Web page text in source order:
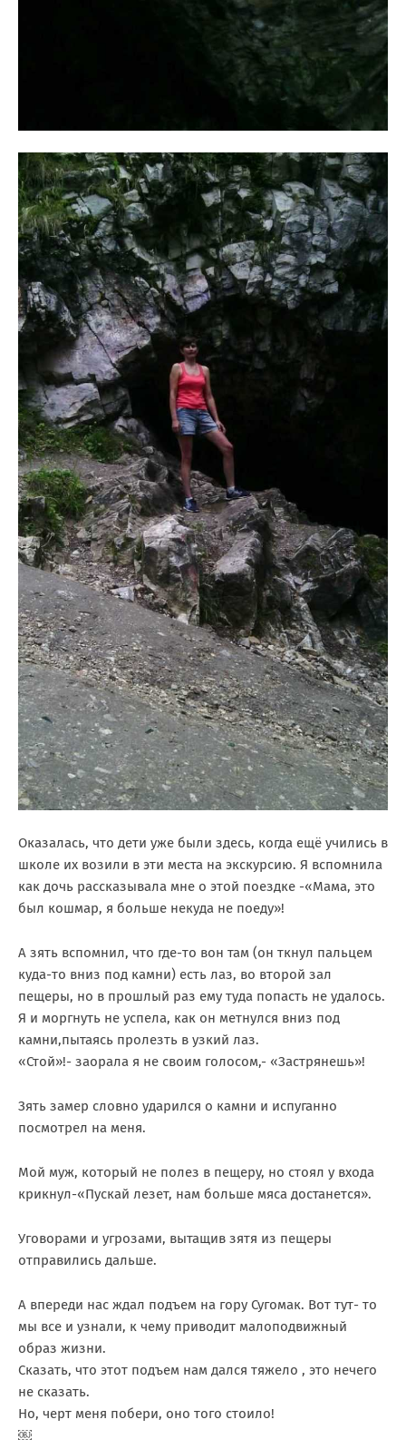
Оказалась, что дети уже были здесь, когда ещё учились в
школе их возили в эти места на экскурсию. Я вспомнила
как дочь рассказывала мне о этой поездке -«Мама, это
был кошмар, я больше некуда не поеду»!
А зять вспомнил, что где-то вон там (он ткнул пальцем
куда-то вниз под камни) есть лаз, во второй зал
пещеры, но в прошлый раз ему туда попасть не удалось.
Я и моргнуть не успела, как он метнулся вниз под
камни,пытаясь пролезть в узкий лаз.
«Стой»!- заорала я не своим голосом,- «Застрянешь»!
Зять замер словно ударился о камни и испуганно
посмотрел на меня.
Мой муж, который не полез в пещеру, но стоял у входа
крикнул-«Пускай лезет, нам больше мяса достанется».
Уговорами и угрозами, вытащив зятя из пещеры
отправились дальше.
А впереди нас ждал подъем на гору Сугомак. Вот тут- то
мы все и узнали, к чему приводит малоподвижный
образ жизни.
Сказать, что этот подъем нам дался тяжело , это нечего
не сказать.
Но, черт меня побери, оно того стоило!
￼